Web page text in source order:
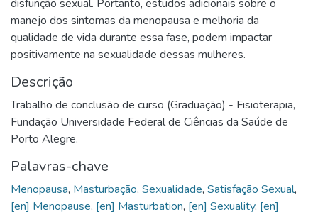
disfunção sexual. Portanto, estudos adicionais sobre o
manejo dos sintomas da menopausa e melhoria da
qualidade de vida durante essa fase, podem impactar
positivamente na sexualidade dessas mulheres.
Descrição
Trabalho de conclusão de curso (Graduação) - Fisioterapia,
Fundação Universidade Federal de Ciências da Saúde de
Porto Alegre.
Palavras-chave
Menopausa, Masturbação, Sexualidade, Satisfação Sexual,
[en] Menopause, [en] Masturbation, [en] Sexuality, [en]